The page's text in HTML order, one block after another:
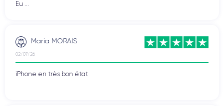
Eu ...
Maria MORAIS
02/07/26
iPhone en très bon état